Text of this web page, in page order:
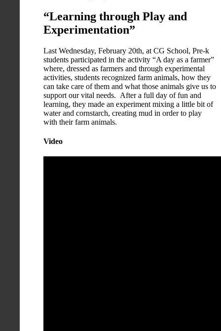
“Learning through Play and
Experimentation”
Last Wednesday, February 20th, at CG School, Pre-k
students participated in the activity “A day as a farmer”
where, dressed as farmers and through experimental
activities, students recognized farm animals, how they
can take care of them and what those animals give us to
support our vital needs. After a full day of fun and
learning, they made an experiment mixing a little bit of
water and cornstarch, creating mud in order to play
with their farm animals.
Video